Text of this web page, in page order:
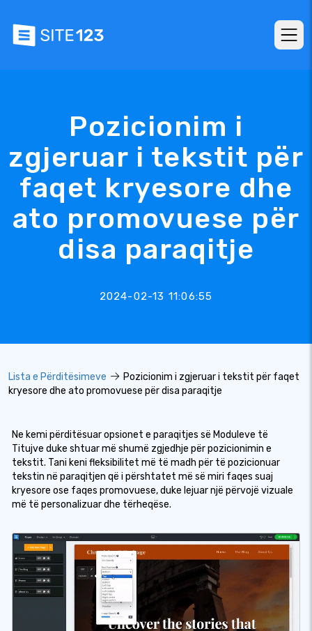
Pozicionim i
zgjeruar i tekstit për
faqet kryesore dhe
ato promovuese për
disa paraqitje
2024-02-13 11:06:55
Lista e Përditësimeve
Pozicionim i zgjeruar i tekstit për faqet
kryesore dhe ato promovuese për disa paraqitje
Ne kemi përditësuar opsionet e paraqitjes së Moduleve të
Titujve duke shtuar më shumë zgjedhje për pozicionimin e
tekstit. Tani keni fleksibilitet më të madh për të pozicionuar
tekstin në paraqitjen që i përshtatet më së miri faqes suaj
kryesore ose faqes promovuese, duke lejuar një përvojë vizuale
më të personalizuar dhe tërheqëse.